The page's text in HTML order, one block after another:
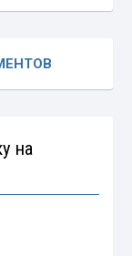
на